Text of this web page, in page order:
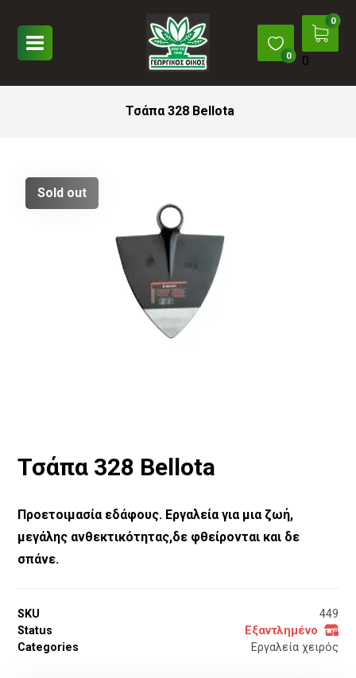
0
Τσάπα 328 Bellota
Sold out
Τσάπα 328 Bellota
Προετοιμασία εδάφους. Εργαλεία για μια ζωή,
μεγάλης ανθεκτικότητας,δε φθείρονται και δε
σπάνε.
SKU
449
Status
Εξαντλημένο
Categories
Εργαλεία χειρός